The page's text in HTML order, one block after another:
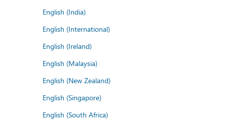
English (India)
English (International)
English (Ireland)
English (Malaysia)
English (New Zealand)
English (Singapore)
English (South Africa)